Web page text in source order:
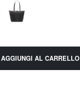
AGGIUNGI AL CARRELLO